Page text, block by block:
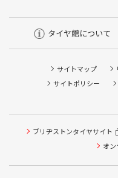
タイヤ館について
サイトマップ
サイトポリシー
ブリヂストンタイヤサイト
オ
タイヤ点検・安全点検
ピット作業の予約